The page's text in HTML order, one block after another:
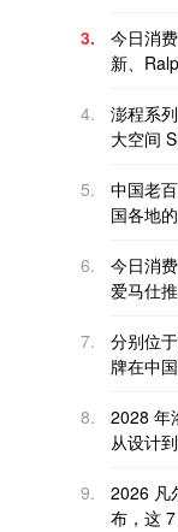
3.
今日消
新、
4.
澎程系
大空间
5.
中国老
国各地
6.
今日消
爱马仕
7.
分别位
牌在中
8.
2028 年
从设计
9.
2026 凡
布，这